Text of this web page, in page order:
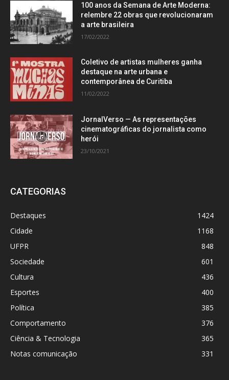
100 anos da Semana de Arte Moderna:
relembre 22 obras que revolucionaram
a arte brasileira
17/02/2022
Coletivo de artistas mulheres ganha
destaque na arte urbana e
contemporânea de Curitiba
11/02/2022
JornalVerso — As representações
cinematográficas do jornalista como
herói
23/10/2021
CATEGORIAS
Destaques
1424
Cidade
1168
UFPR
848
Sociedade
601
Cultura
436
Esportes
400
Política
385
Comportamento
376
Ciência & Tecnologia
365
Notas comunicação
331